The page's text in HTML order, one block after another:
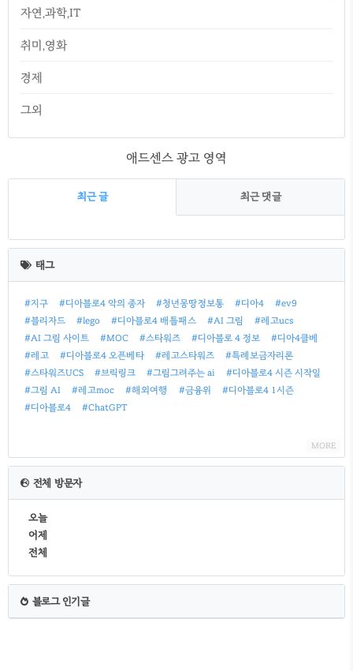
자연,과학,IT
취미,영화
경제
그외
애드센스 광고 영역
최근 글 최근 댓글
최
근
글
태그
#지구 #디아블로4 악의 종자 #청년몽땅정보통 #디아4
#ev9
#블리자드
#lego #디아블로4 배틀패스 #AI 그림
#레고ucs
#AI 그림 사이트
#MOC #스타워즈 #디아블로 4 정보
#디아4클베
#레고
#디아블로4 오픈베타 #레고스타워즈
#특례보금자리론
#스타워즈UCS
#브릭링크 #그림그려주는 ai
#디아블로4 시즌 시작일
#그림 AI
#레고moc #해외여행 #금융위
#디아블로4 1시즌
#디아블로4
#ChatGPT
MORE
전체 방문자
오늘
어제
전체
블로그 인기글